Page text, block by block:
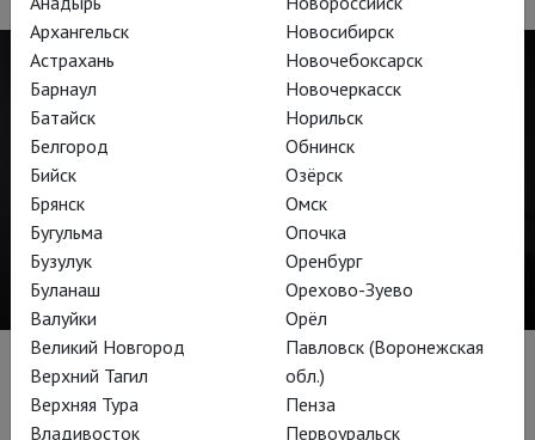
Биография
Архангельск
Астрахань
Барнаул
Батайск
Белгород
Бийск
Брянск
Бугульма
Бузулук
Буланаш
Валуйки
Великий Новгород
Верхний Тагил
Верхняя Тура
Владивосток
Новосибирск
Новочебоксарск
Новочеркасск
Норильск
Обнинск
Озёрск
Омск
Опочка
Оренбург
Орехово-Зуево
Орёл
Павловск (Воронежская
обл.)
Пенза
Первоуральск